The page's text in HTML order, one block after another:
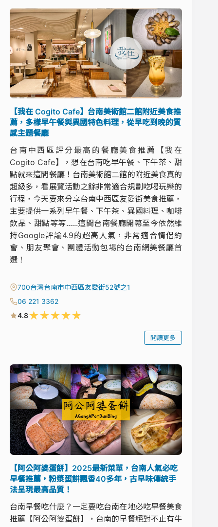
【我在 Cogito Cafe】台南美術館二館附近美食推
薦，多樣早午餐與異國特色料理，從早吃到晚的質
感主題餐廳
台南中西區評分最高的餐廳美食推薦【我在
Cogito Cafe】，想在台南吃早午餐、下午茶、甜
點就來這間餐廳！台南美術館二館的附近美食真的
超級多，看展覽活動之餘非常適合規劃吃喝玩樂的
行程，今天要來分享台南中西區友愛街美食推薦，
主要提供一系列早午餐、下午茶、異國料理、咖啡
飲品、甜點等等......這間台南餐廳開幕至今依然維
持Google評論4.9的超高人氣，非常適合情侶約
會、朋友聚會、團體活動包場的台南網美餐廳首
選！
700台灣台南市中西區友愛街52號之1
06 221 3362
4.8★★★★★
閱讀更多
【阿公阿婆蛋餅】2025最新菜單，台南人氣必吃
早餐推薦，粉漿蛋餅飄香40多年，古早味傳統手
法呈現最高品質！
台南早餐吃什麼？一定要吃台南在地必吃早餐美食
推薦【阿公阿婆蛋餅】，台南的早餐絕對不止有牛